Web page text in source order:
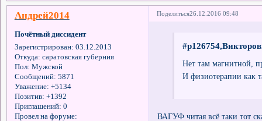
Поделиться26.12.2016 09:48
Андрей2014
Почётный диссидент
Зарегистрирован: 03.12.2013
Откуда: саратовская губерния
Пол: Мужской
Сообщений: 5871
Уважение: +5134
Позитив: +1392
Приглашений: 0
Провел на форуме:
Нет там магнитной,
И физиотерапии как
ВАГУФ читая всё таки тот